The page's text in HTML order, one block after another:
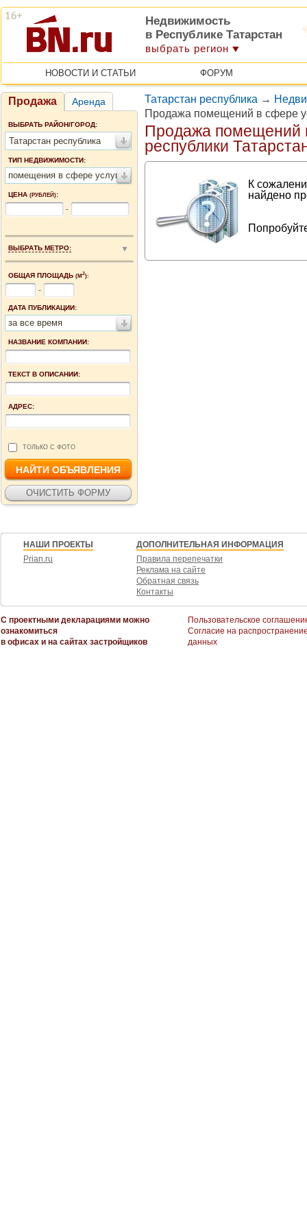
Недвижимость
в Республике Татарстан
выбрать регион
НОВОСТИ И СТАТЬИ ФОРУМ
Продажа Аренда
ВЫБРАТЬ РАЙОН/ГОРОД:
Татарстан республика
ТИП НЕДВИЖИМОСТИ:
помещения в сфере услуг
ЦЕНА (РУБЛЕЙ):
-
ВЫБРАТЬ МЕТРО:
ОБЩАЯ ПЛОЩАДЬ (М2):
-
ДАТА ПУБЛИКАЦИИ:
за все время
НАЗВАНИЕ КОМПАНИИ:
ТЕКСТ В ОПИСАНИИ:
АДРЕС:
ТОЛЬКО С ФОТО
Татарстан республика →
Продажа помещений в сфере
Продажа помещений
республики
К
найдено
НАШИ ПРОЕКТЫ
Prian.ru
ДОПОЛНИТЕЛЬНАЯ ИНФОРМАЦИЯ
Правила перепечатки
Реклама на сайте
Обратная связь
Контакты
С проектными декларациями можно
ознакомиться
в офисах и на сайтах застройщиков
Пользовательское
Согласие на
данных